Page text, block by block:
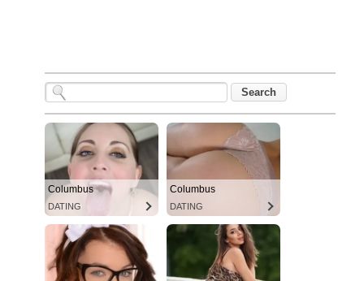
Columbus
DATING
Columbus
DATING